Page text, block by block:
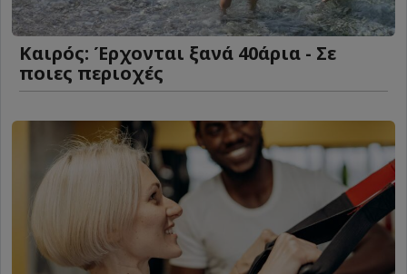
Καιρός: Έρχονται ξανά 40άρια - Σε
ποιες περιοχές